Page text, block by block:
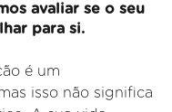
avaliar se o seu
para si.
é um
isso não significa